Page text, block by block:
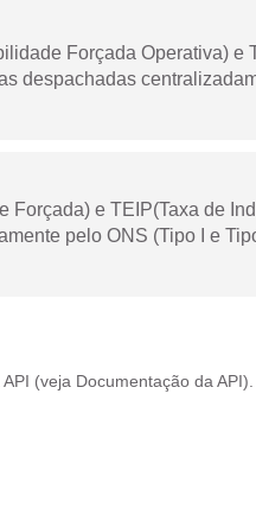
Forçada Operativa) e
despachadas
Forçada) e TEIP(Taxa de
pelo ONS (Tipo I e
API (veja Documentação da API ).